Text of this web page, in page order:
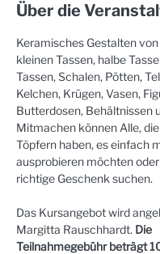
Über die
Keramisches Gestalten
kleinen Tassen, halbe
Tassen, Schalen, Pötten,
Kelchen, Krügen, Vasen,
Butterdosen, Behältnissen
Mitmachen können Alle,
Töpfern haben, es einfach
ausprobieren möchten
richtige Geschenk suchen.
Das Kursangebot wird
Margitta Rauschhardt. Die
Teilnahmegebühr beträgt